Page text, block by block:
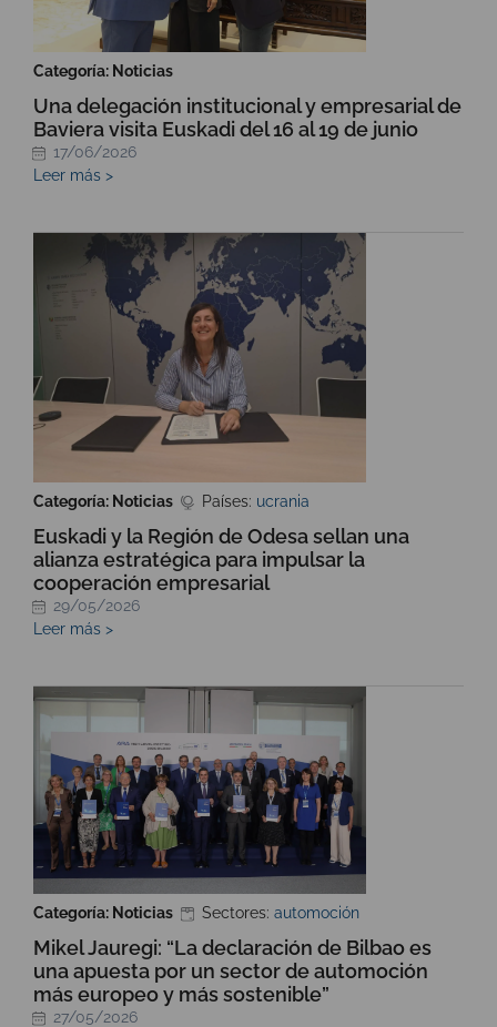
Categoría: Noticias
Una delegación institucional y empresarial de
Baviera visita Euskadi del 16 al 19 de junio
17/06/2026
Leer más >
Categoría: Noticias Países: ucrania
Euskadi y la Región de Odesa sellan una
alianza estratégica para impulsar la
cooperación empresarial
29/05/2026
Leer más >
Categoría: Noticias Sectores: automoción
Mikel Jauregi: “La declaración de Bilbao es
una apuesta por un sector de automoción
más europeo y más sostenible”
27/05/2026